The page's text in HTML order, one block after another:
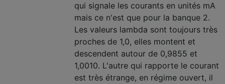
qui signale les courants en unités mA
mais ce n'est que pour la banque 2.
Les valeurs lambda sont toujours très
proches de 1,0, elles montent et
descendent autour de 0,9855 et
1,0010. L'autre qui rapporte le courant
est très étrange, en régime ouvert, il